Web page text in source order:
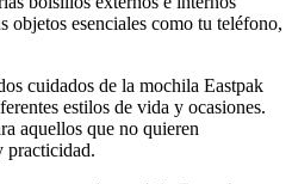
objetos esenciales como tu teléfono,
cuidados de la mochila Eastpak
estilos de vida y ocasiones.
aquellos que no quieren
practicidad.